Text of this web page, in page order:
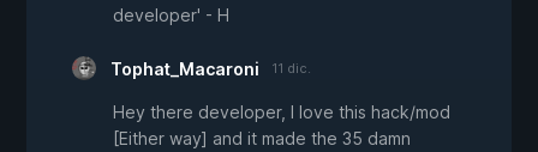
developer' - H
Tophat_Macaroni 11 dic.
Hey there developer, I love this hack/mod
[Either way] and it made the 35 damn